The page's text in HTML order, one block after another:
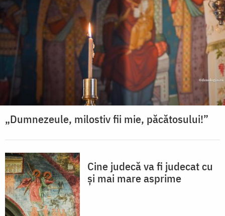
„Dumnezeule, milostiv fii mie, păcătosului!”
Cine judecă va fi judecat cu
și mai mare asprime